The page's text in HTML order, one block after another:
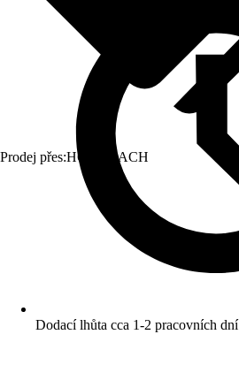
Prodej přes:HORNBACH
Dodací lhůta cca 1-2 pracovních dní